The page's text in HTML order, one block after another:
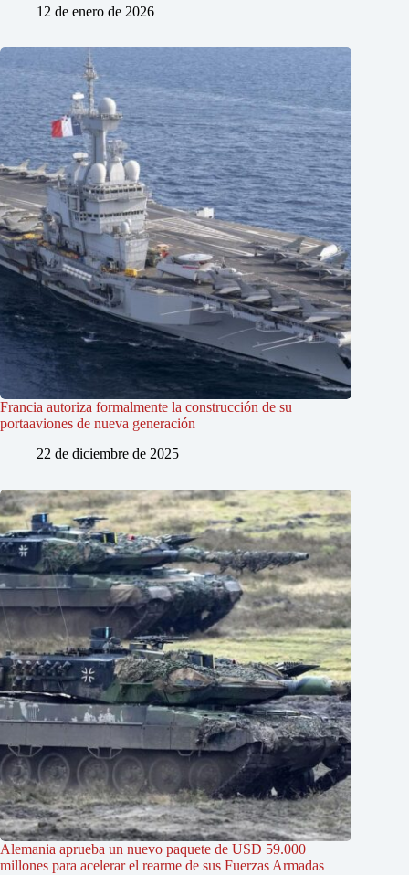
12 de enero de 2026
Francia autoriza formalmente la construcción de su
portaaviones de nueva generación
22 de diciembre de 2025
Alemania aprueba un nuevo paquete de USD 59.000
millones para acelerar el rearme de sus Fuerzas Armadas